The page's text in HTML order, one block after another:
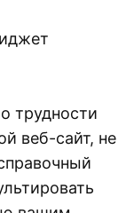
трудности
веб-сайт, не